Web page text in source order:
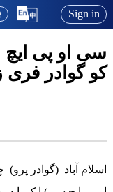
Sign in
کو گوادر فری
اسلام آباد (گوادر